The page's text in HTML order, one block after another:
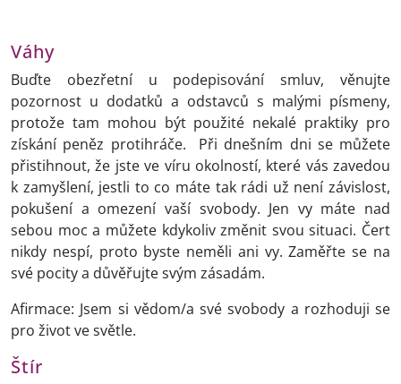
Váhy
Buďte obezřetní u podepisování smluv, věnujte
pozornost u dodatků a odstavců s malými písmeny,
protože tam mohou být použité nekalé praktiky pro
získání peněz protihráče. Při dnešním dni se můžete
přistihnout, že jste ve víru okolností, které vás zavedou
k zamyšlení, jestli to co máte tak rádi už není závislost,
pokušení a omezení vaší svobody. Jen vy máte nad
sebou moc a můžete kdykoliv změnit svou situaci. Čert
nikdy nespí, proto byste neměli ani vy. Zaměřte se na
své pocity a důvěřujte svým zásadám.
Afirmace: Jsem si vědom/a své svobody a rozhoduji se
pro život ve světle.
Štír